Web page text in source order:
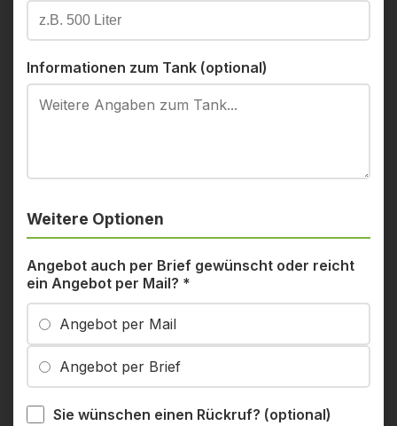
Informationen zum Tank (optional)
Weitere Optionen
Angebot auch per Brief gewünscht oder reicht
ein Angebot per Mail? *
Angebot per Mail
Angebot per Brief
Sie wünschen einen Rückruf? (optional)